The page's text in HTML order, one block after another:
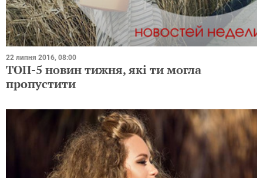
22 липня 2016, 08:00
ТОП-5 новин тижня, які ти могла
пропустити